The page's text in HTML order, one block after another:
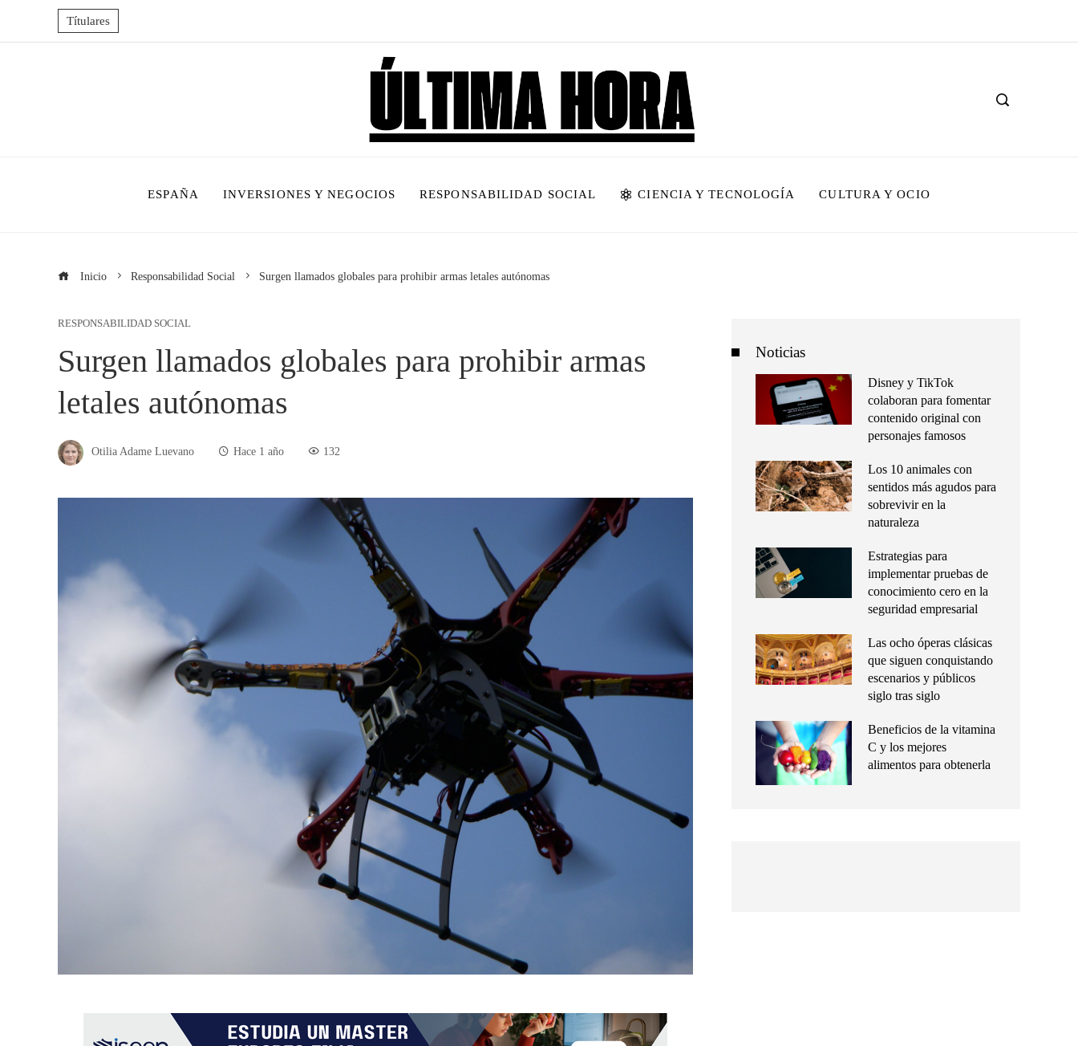
Títulares
ESPAÑA INVERSIONES Y NEGOCIOS RESPONSABILIDAD SOCIAL CIENCIA Y TECNOLOGÍA CULTURA Y OCIO
Inicio Responsabilidad Social Surgen llamados globales para prohibir armas letales autónomas
RESPONSABILIDAD SOCIAL
Surgen llamados globales para prohibir armas
letales autónomas
Otilia Adame Luevano Hace 1 año 132
Noticias
Disney y TikTok
colaboran para fomentar
contenido original con
personajes famosos
Los 10 animales con
sentidos más agudos para
sobrevivir en la
naturaleza
Estrategias para
implementar pruebas de
conocimiento cero en la
seguridad empresarial
Las ocho óperas clásicas
que siguen conquistando
escenarios y públicos
siglo tras siglo
Beneficios de la vitamina
C y los mejores
alimentos para obtenerla